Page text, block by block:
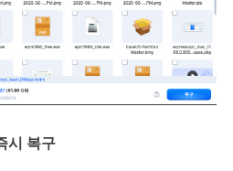
시 복구